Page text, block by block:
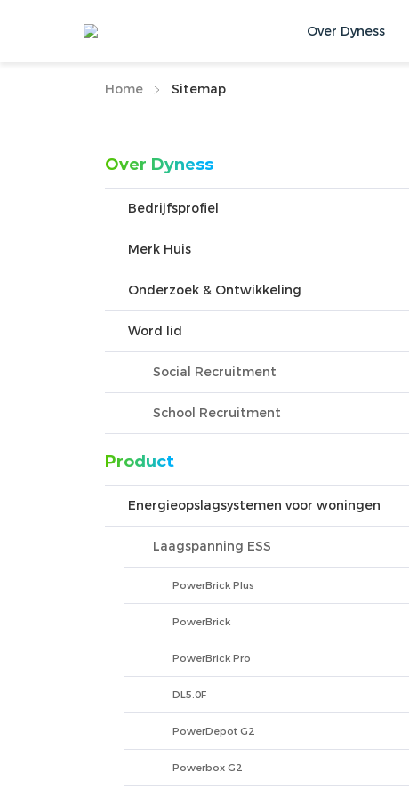
Over Dyness
Home Sitemap
Over Dyness
Bedrijfsprofiel
Merk Huis
Onderzoek & Ontwikkeling
Word lid
Social Recruitment
School Recruitment
Product
Energieopslagsystemen voor woningen
Laagspanning ESS
PowerBrick Plus
PowerBrick
PowerBrick Pro
DL5.0F
PowerDepot G2
Powerbox G2